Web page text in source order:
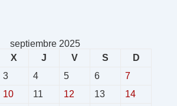
septiembre 2025
X J V S
D
3 4 5 6
7
10 11 12 13
14